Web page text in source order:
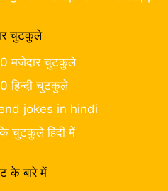
चुटकुले
मजेदार चुटकुले
हिन्दी चुटकुले
jokes in hindi
चुटकुले हिंदी में
के बारे में